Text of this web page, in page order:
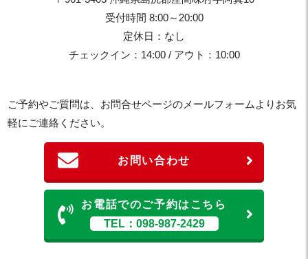
受付時間 8:00～20:00
定休日：なし
チェックイン：14:00 / アウト：10:00
ご予約やご質問は、お問合せページのメールフォームよりお気
軽にご連絡ください。
お問い合わせ
お電話でのご予約はこちら
TEL：098-987-2429